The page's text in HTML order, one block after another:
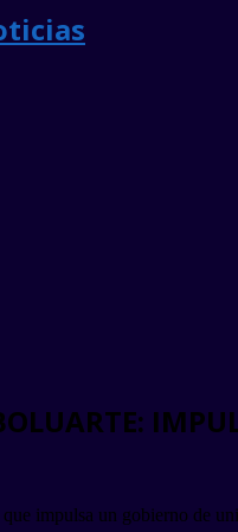
impulsa un gobierno de